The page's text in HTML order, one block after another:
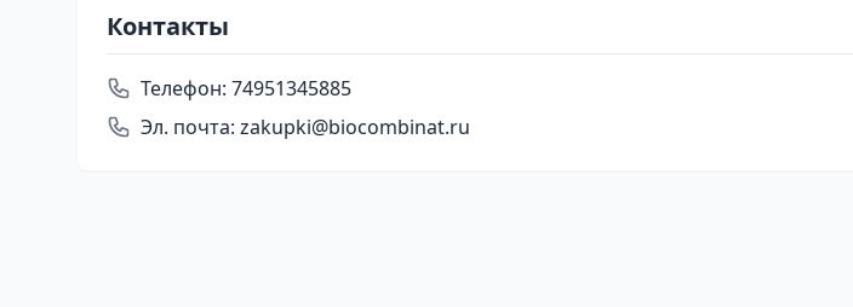
Контакты
Телефон: 74951345885
Эл. почта: zakupki@biocombinat.ru